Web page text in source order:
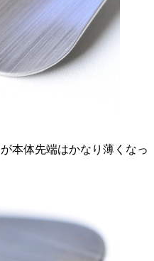
本体先端はかなり薄くなっ